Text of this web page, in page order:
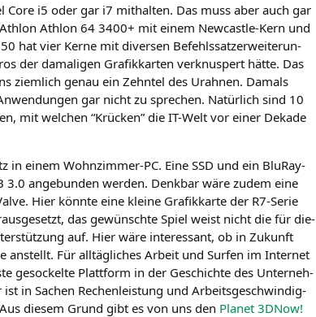
Core i5 oder gar i7 mit­hal­ten. Das muss aber auch gar
Ath­lon 64 3400+ mit einem New­cast­le-Kern und
hat vier Ker­ne mit diver­sen Befehls­satz­er­wei­te­run­
der dama­li­gen Gra­fik­kar­ten ver­knus­pert hät­te. Das
ziem­lich genau ein Zehn­tel des Urah­nen. Damals
gar nicht zu spre­chen. Natür­lich sind 10
mit wel­chen “Krü­cken” die IT-Welt vor einer Deka­de
in einem Wohn­zim­mer-PC. Eine SSD und ein Blu­Ray-
3.0 ange­bun­den wer­den. Denk­bar wäre zudem eine
Hier könn­te eine klei­ne Gra­fik­kar­te der R7-Serie
das gewünsch­te Spiel weist nicht die für die­
auf. Hier wäre inter­es­sant, ob in Zukunft
anstellt. Für all­täg­li­ches Arbeit und Sur­fen im Inter­net
geso­ckel­te Platt­form in der Geschich­te des Unter­neh­
in Sachen Rechen­leis­tung und Arbeits­ge­schwin­dig­
die­sem Grund gibt es von uns den Pla­net 3DNow!